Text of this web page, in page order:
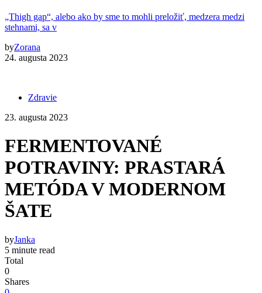
„Thigh gap“, alebo ako by sme to mohli preložiť, medzera medzi
stehnami, sa v
byZorana
24. augusta 2023
Zdravie
23. augusta 2023
FERMENTOVANÉ
POTRAVINY: PRASTARÁ
METÓDA V MODERNOM
ŠATE
byJanka
5 minute read
Total
0
Shares